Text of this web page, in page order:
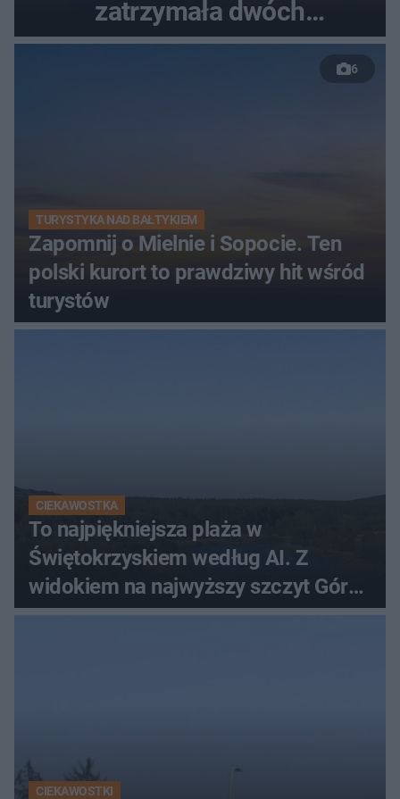
zatrzymała dwóch
nastolatków
6
TURYSTYKA NAD BAŁTYKIEM
Zapomnij o Mielnie i Sopocie. Ten
polski kurort to prawdziwy hit wśród
turystów
CIEKAWOSTKA
To najpiękniejsza plaża w
Świętokrzyskiem według AI. Z
widokiem na najwyższy szczyt Gór
Świętokrzyskich
CIEKAWOSTKI